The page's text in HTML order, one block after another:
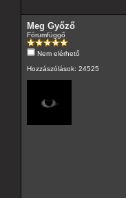
Meg Győző
Fórumfüggő
Nem elérhető
Hozzászólások: 24525